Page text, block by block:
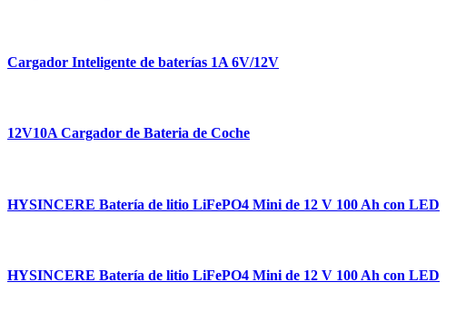
Cargador Inteligente de baterías 1A 6V/12V
12V10A Cargador de Bateria de Coche
HYSINCERE Batería de litio LiFePO4 Mini de 12 V 100 Ah con LED
HYSINCERE Batería de litio LiFePO4 Mini de 12 V 100 Ah con LED